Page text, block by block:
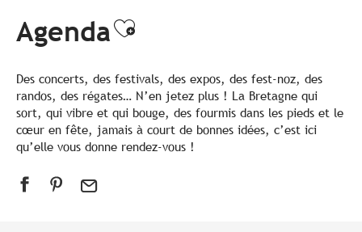
AgendaAjouter aux favoris
Des concerts, des festivals, des expos, des fest-noz, des
randos, des régates… N’en jetez plus ! La Bretagne qui
sort, qui vibre et qui bouge, des fourmis dans les pieds et le
cœur en fête, jamais à court de bonnes idées, c’est ici
qu’elle vous donne rendez-vous !